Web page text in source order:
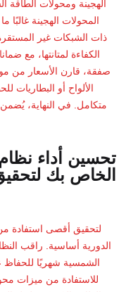
الهجينة ومحولات الطاقة
المحولات الهجينة
ذات الشبكات غير
صفقة، قارن الأسعار من
الألواح أو
متكامل. في النهاية، يُضمن
تحسين أداء
الخاص بك
لتحقيق أقصى استفادة
الدورية أساسية. راقب
الشمسية شهريًا للحفاظ
للاستفادة من ميزات